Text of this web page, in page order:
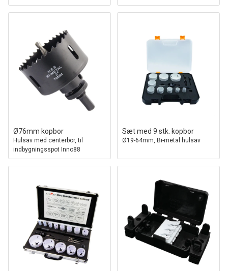
indbygningspanel
Ø76mm kopbor
Hulsav med centerbor, til
indbygningsspot Inno88
Sæt med 9 stk. kopbor
Ø19-64mm, Bi-metal hulsav